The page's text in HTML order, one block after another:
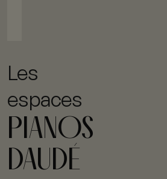
Les
espaces
PIANOS
DAUDÉ